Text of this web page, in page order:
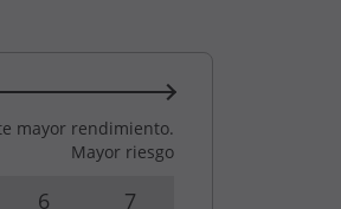
mayor rendimiento.
Mayor riesgo
6 7